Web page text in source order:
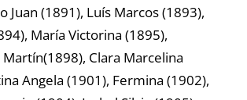
Juan (1891), Luís Marcos (1893),
María Victorina (1895),
Martín(1898), Clara Marcelina
Angela (1901), Fermina (1902),